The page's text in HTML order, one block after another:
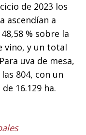
de 2023 los
ascendían a
% sobre la
vino, y un total
uva de mesa,
804, con un
16.129 ha.